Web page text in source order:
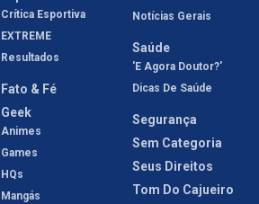
Crítica Esportiva
EXTREME
Resultados
Fato & Fé
Geek
Animes
Games
HQs
Mangás
Notícias Gerais
Saúde
'E Agora Doutor?'
Dicas De Saúde
Segurança
Sem Categoria
Seus Direitos
Tom Do Cajueiro